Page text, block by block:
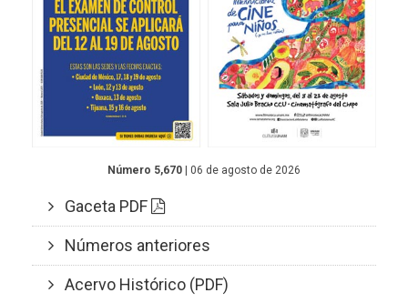
Número 5,670 | 06 de agosto de 2026
Gaceta PDF
Números anteriores
Acervo Histórico (PDF)